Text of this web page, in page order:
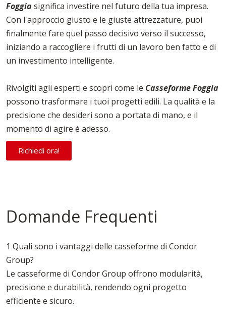
Foggiasignifica investire nel futuro della tua impresa.
Con l'approccio giusto e le giuste attrezzature, puoi
finalmente fare quel passo decisivo verso il successo,
iniziando a raccogliere i frutti di un lavoro ben fatto e di
un investimento intelligente.
Rivolgiti agli esperti e scopri come le Casseforme Foggia
possono trasformare i tuoi progetti edili. La qualità e la
precisione che desideri sono a portata di mano, e il
momento di agire è adesso.
Richiedi ora!
Domande Frequenti
1 Quali sono i vantaggi delle casseforme di Condor
Group?
Le casseforme di Condor Group offrono modularità,
precisione e durabilità, rendendo ogni progetto
efficiente e sicuro.